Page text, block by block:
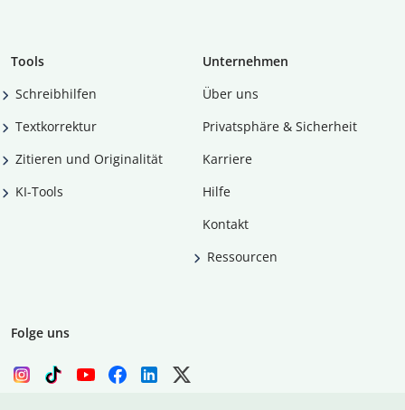
Tools
Schreibhilfen
Textkorrektur
Zitieren und Originalität
KI-Tools
Unternehmen
Über uns
Privatsphäre & Sicherheit
Karriere
Hilfe
Kontakt
Ressourcen
Folge uns